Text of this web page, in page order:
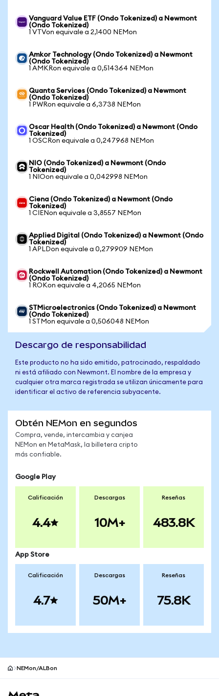
Vanguard Value ETF (Ondo Tokenized) a Newmont
(Ondo Tokenized)
1 VTVon equivale a 2,1400 NEMon
Amkor Technology (Ondo Tokenized) a Newmont
(Ondo Tokenized)
1 AMKRon equivale a 0,514364 NEMon
Quanta Services (Ondo Tokenized) a Newmont
(Ondo Tokenized)
1 PWRon equivale a 6,3738 NEMon
Oscar Health (Ondo Tokenized) a Newmont (Ondo
Tokenized)
1 OSCRon equivale a 0,247968 NEMon
NIO (Ondo Tokenized) a Newmont (Ondo
Tokenized)
1 NIOon equivale a 0,042998 NEMon
Ciena (Ondo Tokenized) a Newmont (Ondo
Tokenized)
1 CIENon equivale a 3,8557 NEMon
Applied Digital (Ondo Tokenized) a Newmont (Ondo
Tokenized)
1 APLDon equivale a 0,279909 NEMon
Rockwell Automation (Ondo Tokenized) a Newmont
(Ondo Tokenized)
1 ROKon equivale a 4,2065 NEMon
STMicroelectronics (Ondo Tokenized) a Newmont
(Ondo Tokenized)
1 STMon equivale a 0,506048 NEMon
Descargo de responsabilidad
Este producto no ha sido emitido, patrocinado, respaldado
ni está afiliado con Newmont. El nombre de la empresa y
cualquier otra marca registrada se utilizan únicamente para
identificar el activo de referencia subyacente.
Obtén NEMon en segundos
Compra, vende, intercambia y canjea
NEMon en MetaMask, la billetera cripto
más confiable.
Google Play
Calificación
4.4
Descargas
10M+
Reseñas
483.8K
App Store
Calificación
4.7
Descargas
50M+
Reseñas
75.8K
NEMon/ALBon